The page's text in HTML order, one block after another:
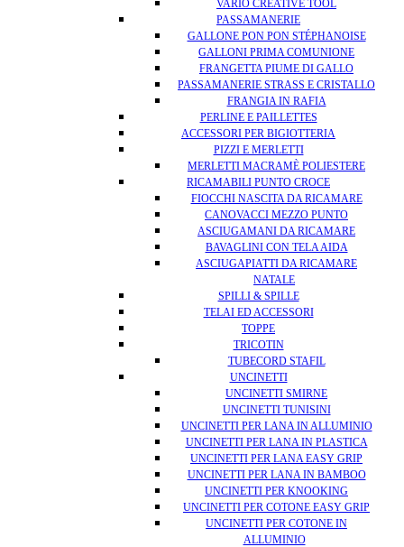
VARIO CREATIVE TOOL
PASSAMANERIE
GALLONE PON PON STÉPHANOISE
GALLONI PRIMA COMUNIONE
FRANGETTA PIUME DI GALLO
PASSAMANERIE STRASS E CRISTALLO
FRANGIA IN RAFIA
PERLINE E PAILLETTES
ACCESSORI PER BIGIOTTERIA
PIZZI E MERLETTI
MERLETTI MACRAMÈ POLIESTERE
RICAMABILI PUNTO CROCE
FIOCCHI NASCITA DA RICAMARE
CANOVACCI MEZZO PUNTO
ASCIUGAMANI DA RICAMARE
BAVAGLINI CON TELA AIDA
ASCIUGAPIATTI DA RICAMARE
NATALE
SPILLI & SPILLE
TELAI ED ACCESSORI
TOPPE
TRICOTIN
TUBECORD STAFIL
UNCINETTI
UNCINETTI SMIRNE
UNCINETTI TUNISINI
UNCINETTI PER LANA IN ALLUMINIO
UNCINETTI PER LANA IN PLASTICA
UNCINETTI PER LANA EASY GRIP
UNCINETTI PER LANA IN BAMBOO
UNCINETTI PER KNOOKING
UNCINETTI PER COTONE EASY GRIP
UNCINETTI PER COTONE IN
ALLUMINIO